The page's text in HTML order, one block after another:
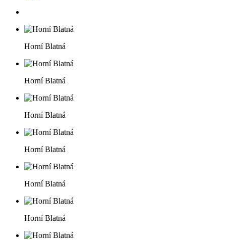
Horní Blatná
Horní Blatná
Horní Blatná
Horní Blatná
Horní Blatná
Horní Blatná